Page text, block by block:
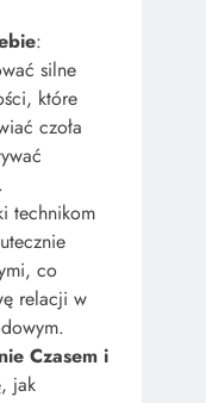
:
silne
które
czoła
technikom
co
relacji w
Czasem i
jak